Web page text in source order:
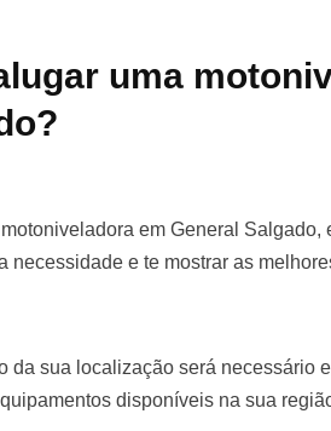
uma
em General
necessidade e te mostrar as
da sua localização será necessário
disponíveis na sua